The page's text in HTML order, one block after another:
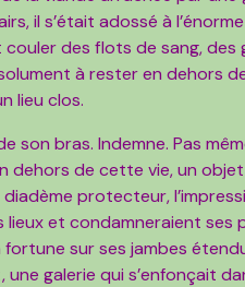
il s’était adossé à
des flots de sang,
à rester en dehors
lieu clos.
son bras. Indemne. Pas
dehors de cette vie, un
protecteur,
et condamneraient ses
sur ses jambes
galerie qui s’enfonçait